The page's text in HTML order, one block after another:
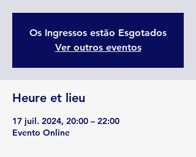
Os Ingressos estão Esgotados
Ver outros eventos
Heure et lieu
17 juil. 2024, 20:00 – 22:00
Evento Online